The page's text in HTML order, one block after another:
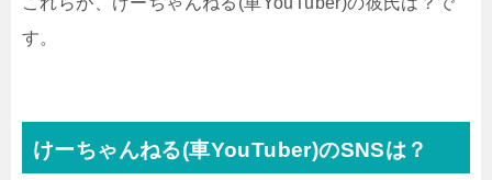
す。
けーちゃんねる(車YouTuber)のSNSは？